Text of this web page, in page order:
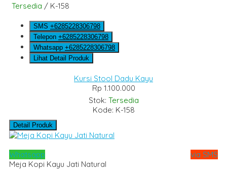
Tersedia / K-158
SMS +6285228306798
Telepon +6285228306798
Whatsapp +6285228306798
Lihat Detail Produk
Kursi Stool Dadu Kayu
Rp 1.100.000
Stok: Tersedia
Kode: K-158
Detail Produk
Whatsapp
via SMS
Meja Kopi Kayu Jati Natural